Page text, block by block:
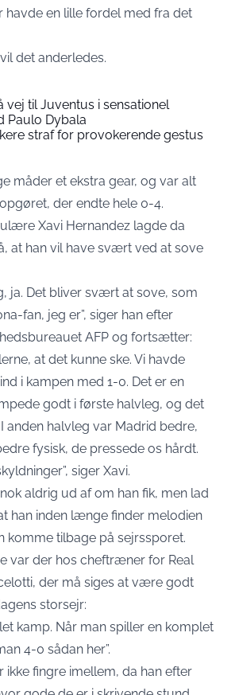
en lille fordel med fra det
det anderledes.
vej til Juventus i sensationel
Paulo Dybala
straf for provokerende gestus
måder et ekstra gear, og var alt
der endte hele 0-4.
Xavi Hernandez lagde da
at han vil have svært ved at sove
ja. Det bliver svært at sove, som
fan, jeg er”, siger han efter
AFP og fortsætter:
at det kunne ske. Vi havde
i kampen med 1-0. Det er en
godt i første halvleg, og det
anden halvleg var Madrid bedre,
fysisk, de pressede os hårdt.
siger Xavi.
aldrig ud af om han fik, men lad
han inden længe finder melodien
komme tilbage på sejrssporet.
var der hos cheftræner for Real
der må siges at være godt
storsejr:
kamp. Når man spiller en komplet
4-0 sådan her”.
fingre imellem, da han efter